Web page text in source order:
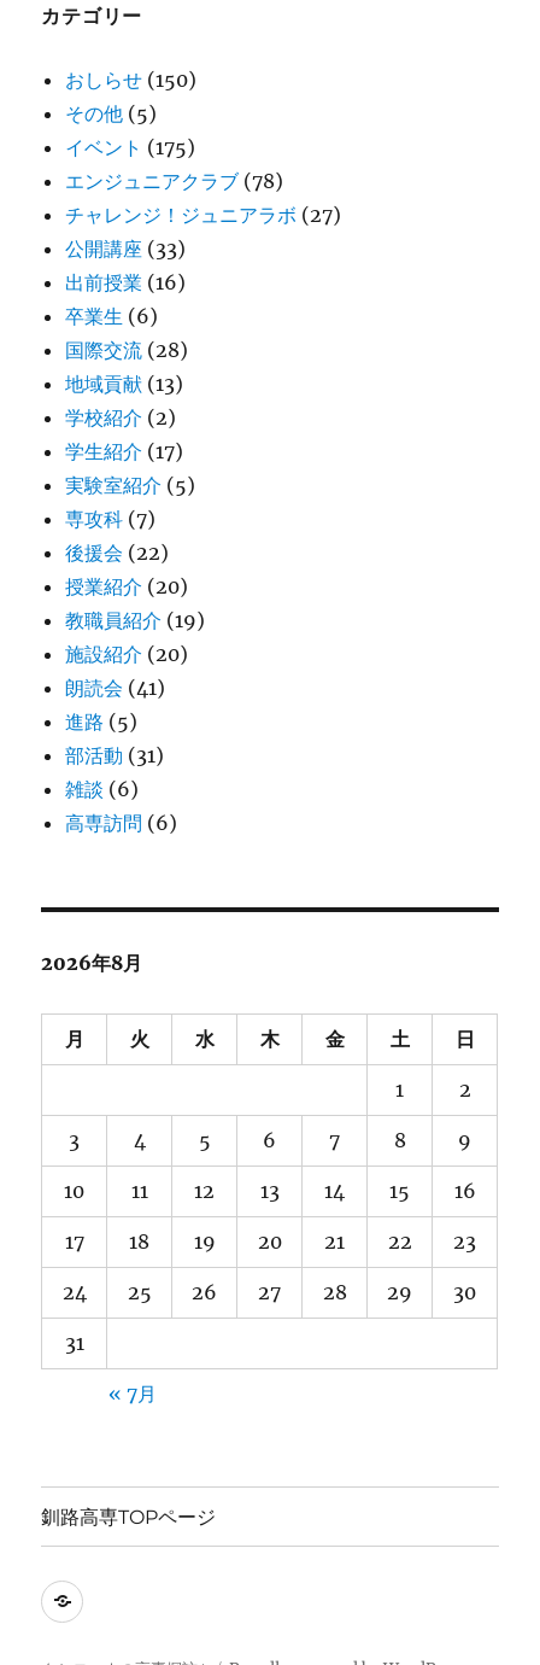
ブ
カテゴリー
おしらせ (150)
その他 (5)
イベント (175)
エンジュニアクラブ (78)
チャレンジ！ジュニアラボ (27)
公開講座 (33)
出前授業 (16)
卒業生 (6)
国際交流 (28)
地域貢献 (13)
学校紹介 (2)
学生紹介 (17)
実験室紹介 (5)
専攻科 (7)
後援会 (22)
授業紹介 (20)
教職員紹介 (19)
施設紹介 (20)
朗読会 (41)
進路 (5)
部活動 (31)
雑談 (6)
高専訪問 (6)
2026年8月
月 火 水 木 金 土 日
1 2
3 4 5 6 7 8 9
10 11 12 13 14 15 16
17 18 19 20 21 22 23
24 25 26 27 28 29 30
31
« 7月
釧路高専TOPページ
釧